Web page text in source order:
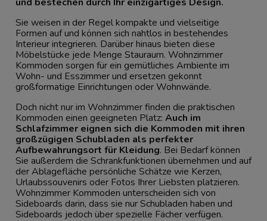
Sie weisen in der Regel kompakte und vielseitige
Formen auf und können sich nahtlos in bestehendes
Interieur integrieren. Darüber hinaus bieten diese
Möbelstücke jede Menge Stauraum. Wohnzimmer
Kommoden sorgen für ein gemütliches Ambiente im
Wohn- und Esszimmer und ersetzen gekonnt
großformatige Einrichtungen oder Wohnwände.
Doch nicht nur im Wohnzimmer finden die praktischen
Kommoden einen geeigneten Platz: Auch im
Schlafzimmer eignen sich die Kommoden mit ihren
großzügigen Schubladen als perfekter
Aufbewahrungsort für Kleidung. Bei Bedarf können
Sie außerdem die Schrankfunktionen übernehmen und auf
der Ablagefläche persönliche Schätze wie Kerzen,
Urlaubssouvenirs oder Fotos Ihrer Liebsten platzieren.
Wohnzimmer Kommoden unterscheiden sich von
Sideboards darin, dass sie nur Schubladen haben und
Sideboards jedoch über spezielle Fächer verfügen.